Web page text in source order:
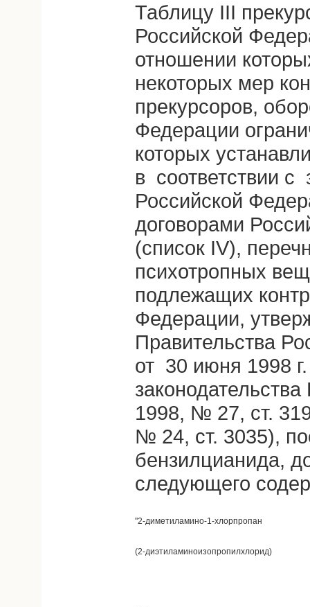
Таблицу III
Российской
отношении
некоторых мер
прекурсоров,
Федерации
которых
в соответствии с
Российской
договорами
(список IV),
психотропных
подлежащих
Федерации,
Правительства
от 30 июня 1998
1998, № 27, ст.
№ 24, ст. 3035),
бензилцианида,
следующего
"2-диметиламино-1-хлорпропан
(2-диэтиламиноизопропилхлорид)